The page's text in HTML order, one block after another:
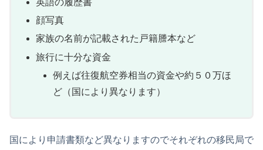
英語の履歴書
顔写真
家族の名前が記載された戸籍謄本など
旅行に十分な資金
例えば往復航空券相当の資金や約５０万ほ
ど（国により異なります）
国により申請書類など異なりますのでそれぞれの移民局で